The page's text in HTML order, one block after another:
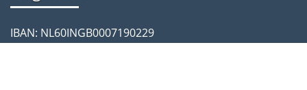
IBAN: NL60INGB0007190229
BTW: NL171995715B01